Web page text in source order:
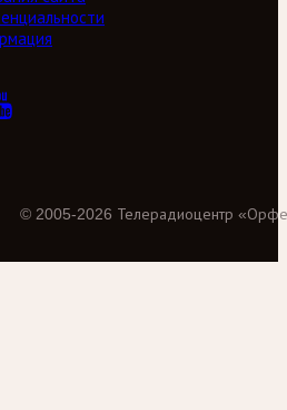
© 2005-2026 Телерадиоцентр